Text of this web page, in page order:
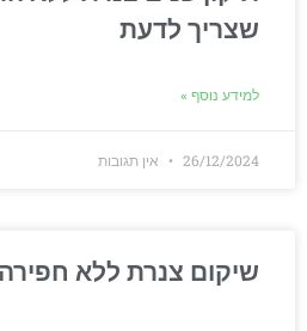
שצריך לדעת
למידע נוסף »
26/12/2024 אין תגובות
שיקום צנרת ללא חפירה